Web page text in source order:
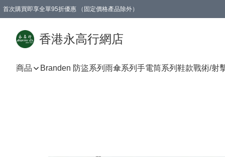
首次購買即享全單95折優惠 （固定價格產品除外）
香港永高行網店
商品 Branden 防盜系列 雨傘系列 手電筒系列 鞋款戰術/射